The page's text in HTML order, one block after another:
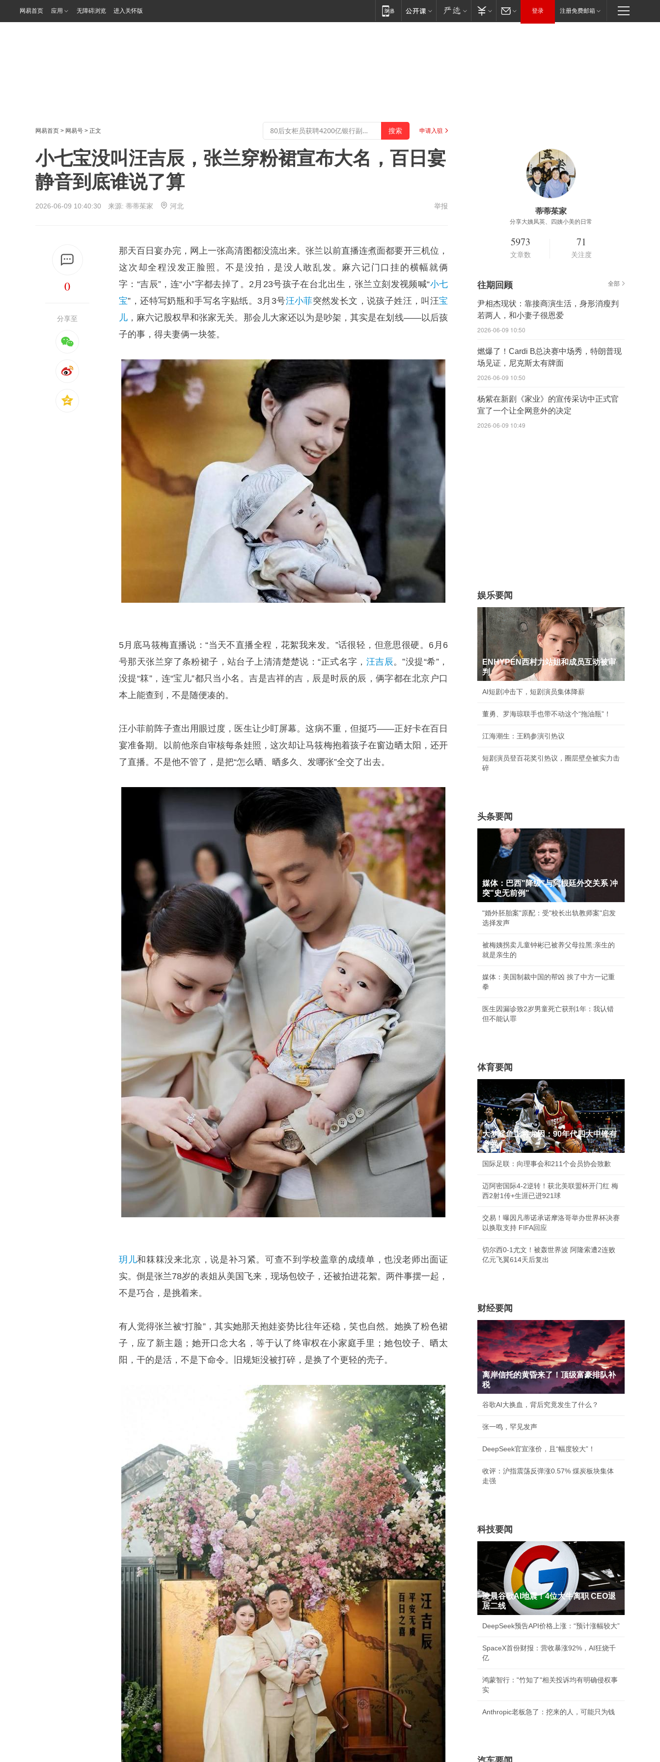
网易首页 应用 无障碍浏览 进入关怀版 登录 注册免费邮箱
网易首页 > 网易号 > 正文 申请入驻
小七宝没叫汪吉辰，张兰穿粉裙宣布大名，百日宴
静音到底谁说了算
2026-06-09 10:40:30 来源: 蒂蒂茱家 河北 举报
0
分享至
那天百日宴办完，网上一张高清图都没流出来。张兰以前直播连煮面都要开三机位，
这次却全程没发正脸照。不是没拍，是没人敢乱发。麻六记门口挂的横幅就俩
字：“吉辰”，连“小”字都去掉了。2月23号孩子在台北出生，张兰立刻发视频喊“小七
宝”，还特写奶瓶和手写名字贴纸。3月3号汪小菲突然发长文，说孩子姓汪，叫汪宝
儿 ，麻六记股权早和张家无关。那会儿大家还以为是吵架，其实是在划线——以后孩
子的事，得夫妻俩一块签。
5月底马筱梅直播说：“当天不直播全程，花絮我来发。”话很轻，但意思很硬。6月6
号那天张兰穿了条粉裙子，站台子上清清楚楚说：“正式名字， 汪吉辰。”没提“希”，
没提“箖”，连“宝儿”都只当小名。吉是吉祥的吉，辰是时辰的辰，俩字都在北京户口
本上能查到，不是随便凑的。
汪小菲前阵子查出用眼过度，医生让少盯屏幕。这病不重，但挺巧——正好卡在百日
宴准备期。以前他亲自审核每条娃照，这次却让马筱梅抱着孩子在窗边晒太阳，还开
了直播。不是他不管了，是把“怎么晒、晒多久、发哪张”全交了出去。
玥儿和箖箖没来北京，说是补习紧。可查不到学校盖章的成绩单，也没老师出面证
实。倒是张兰78岁的表姐从美国飞来，现场包饺子，还被拍进花絮。两件事摆一起，
不是巧合，是挑着来。
有人觉得张兰被“打脸”，其实她那天抱娃姿势比往年还稳，笑也自然。她换了粉色裙
子，应了新主题；她开口念大名，等于认了终审权在小家庭手里；她包饺子、晒太
阳，干的是活，不是下命令。旧规矩没被打碎，是换了个更轻的壳子。
蒂蒂茱家
分享大姨凤英、四姨小美的日常
5973
文章数
71
关注度
往期回顾 全部
尹相杰现状：靠接商演生活，身形消瘦判
若两人，和小妻子很恩爱
2026-06-09 10:50
燃爆了！Cardi B总决赛中场秀，特朗普现
场见证，尼克斯太有牌面
2026-06-09 10:50
杨紫在新剧《家业》的宣传采访中正式官
宣了一个让全网意外的决定
2026-06-09 10:49
娱乐要闻
ENHYPEN西村力站姐和成员互动被审
判
AI短剧冲击下，短剧演员集体降薪
董勇、罗海琼联手也带不动这个“拖油瓶”！
江海潮生：王鸥参演引热议
短剧演员登百花奖引热议，圈层壁垒被实力击
碎
头条要闻
媒体：巴西"降级"与阿根廷外交关系 冲
突"史无前例"
"婚外胚胎案"原配：受"校长出轨教师案"启发
选择发声
被梅姨拐卖儿童钟彬已被养父母拉黑:亲生的
就是亲生的
媒体：美国制裁中国的帮凶 挨了中方一记重
拳
医生因漏诊致2岁男童死亡获刑1年：我认错
但不能认罪
体育要闻
大梦鲨鱼上将尤因：90年代四大中锋有
多强
国际足联：向理事会和211个会员协会致歉
迈阿密国际4-2逆转！获北美联盟杯开门红 梅
西2射1传+生涯已进921球
交易！曝因凡蒂诺承诺摩洛哥举办世界杯决赛
以换取支持 FIFA回应
切尔西0-1尤文！被轰世界波 阿隆索遭2连败
亿元飞翼614天后复出
财经要闻
离岸信托的黄昏来了！顶级富豪排队补
税
谷歌AI大换血，背后究竟发生了什么？
张一鸣，罕见发声
DeepSeek官宣涨价，且“幅度较大”！
收评：沪指震荡反弹涨0.57% 煤炭板块集体
走强
科技要闻
凌晨谷歌AI地震！4位大牛离职 CEO退
居二线
DeepSeek预告API价格上涨：“预计涨幅较大”
SpaceX首份财报：营收暴涨92%，AI狂烧千
亿
鸿蒙智行："竹知了"相关投诉均有明确侵权事
实
Anthropic老板急了：挖来的人，可能只为钱